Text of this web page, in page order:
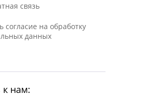
связь
согласие на обработку
данных
к нам: